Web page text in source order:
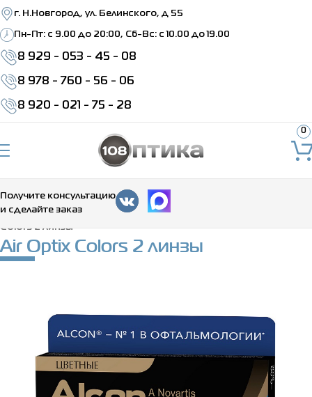
г. Н.Новгород, ул. Белинского, д 55
Пн-Пт: c 9.00 до 20:00, Сб-Вс: с 10.00 до 19.00
8 929 - 053 - 45 - 08
8 978 - 760 - 56 - 06
8 920 - 021 - 75 - 28
0
Получите консультацию
и сделайте заказ
Главная>Каталог Контактные линзы
Colors 2 линзы
Air Optix Colors 2 линзы